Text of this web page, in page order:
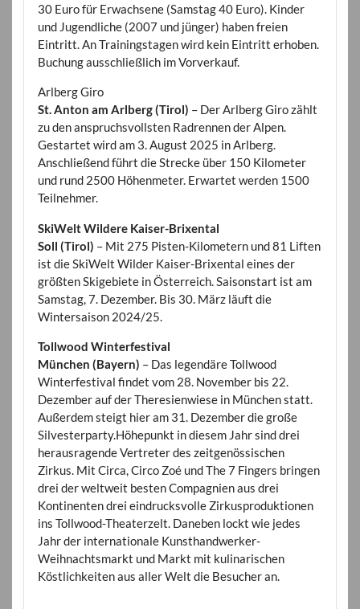
30 Euro für Erwachsene (Samstag 40 Euro). Kinder
und Jugendliche (2007 und jünger) haben freien
Eintritt. An Trainingstagen wird kein Eintritt erhoben.
Buchung ausschließlich im Vorverkauf.
Arlberg Giro
St. Anton am Arlberg (Tirol) – Der Arlberg Giro zählt
zu den anspruchsvollsten Radrennen der Alpen.
Gestartet wird am 3. August 2025 in Arlberg.
Anschließend führt die Strecke über 150 Kilometer
und rund 2500 Höhenmeter. Erwartet werden 1500
Teilnehmer.
SkiWelt Wildere Kaiser-Brixental
Soll (Tirol) – Mit 275 Pisten-Kilometern und 81 Liften
ist die SkiWelt Wilder Kaiser-Brixental eines der
größten Skigebiete in Österreich. Saisonstart ist am
Samstag, 7. Dezember. Bis 30. März läuft die
Wintersaison 2024/25.
Tollwood Winterfestival
München (Bayern) – Das legendäre Tollwood
Winterfestival findet vom 28. November bis 22.
Dezember auf der Theresienwiese in München statt.
Außerdem steigt hier am 31. Dezember die große
Silvesterparty.Höhepunkt in diesem Jahr sind drei
herausragende Vertreter des zeitgenössischen
Zirkus. Mit Circa, Circo Zoé und The 7 Fingers bringen
drei der weltweit besten Compagnien aus drei
Kontinenten drei eindrucksvolle Zirkusproduktionen
ins Tollwood-Theaterzelt. Daneben lockt wie jedes
Jahr der internationale Kunsthandwerker-
Weihnachtsmarkt und Markt mit kulinarischen
Köstlichkeiten aus aller Welt die Besucher an.